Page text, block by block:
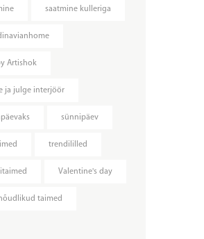
saatmine kulleriga
Artishok
ja julge interjöör
sünnipäev
trendililled
Valentine's day
taimed